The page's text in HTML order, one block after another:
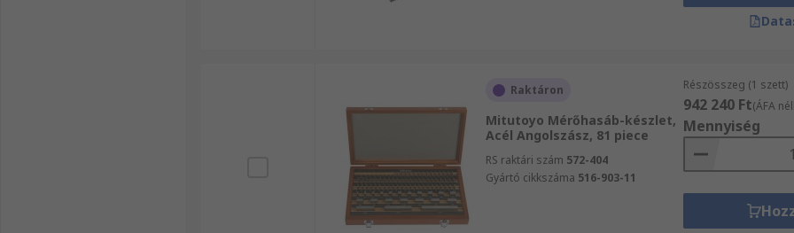
Raktáron
Mitutoyo Mérőhasáb-készlet,
Acél Angolszász, 81 piece
RS raktári szám 572-404
Gyártó cikkszáma 516-903-11
Részösszeg (1 szett)
942 240 Ft(ÁFA
Mennyiség